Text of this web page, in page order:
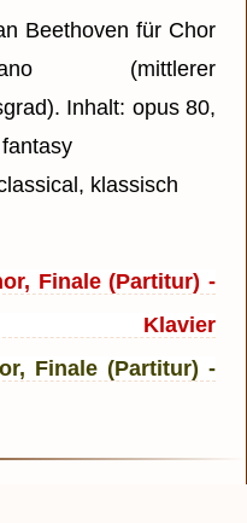
Beethoven für Chor
(mittlerer
Inhalt: opus 80,
klassisch
Finale (Partitur) -
Klavier